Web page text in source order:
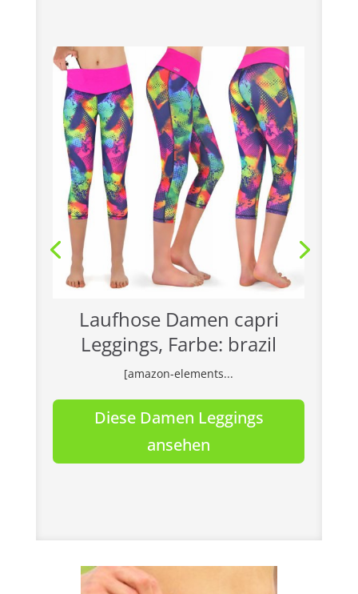
Laufhose Damen capri
Leggings, Farbe: brazil
[amazon-elements...
Diese Damen Leggings
ansehen